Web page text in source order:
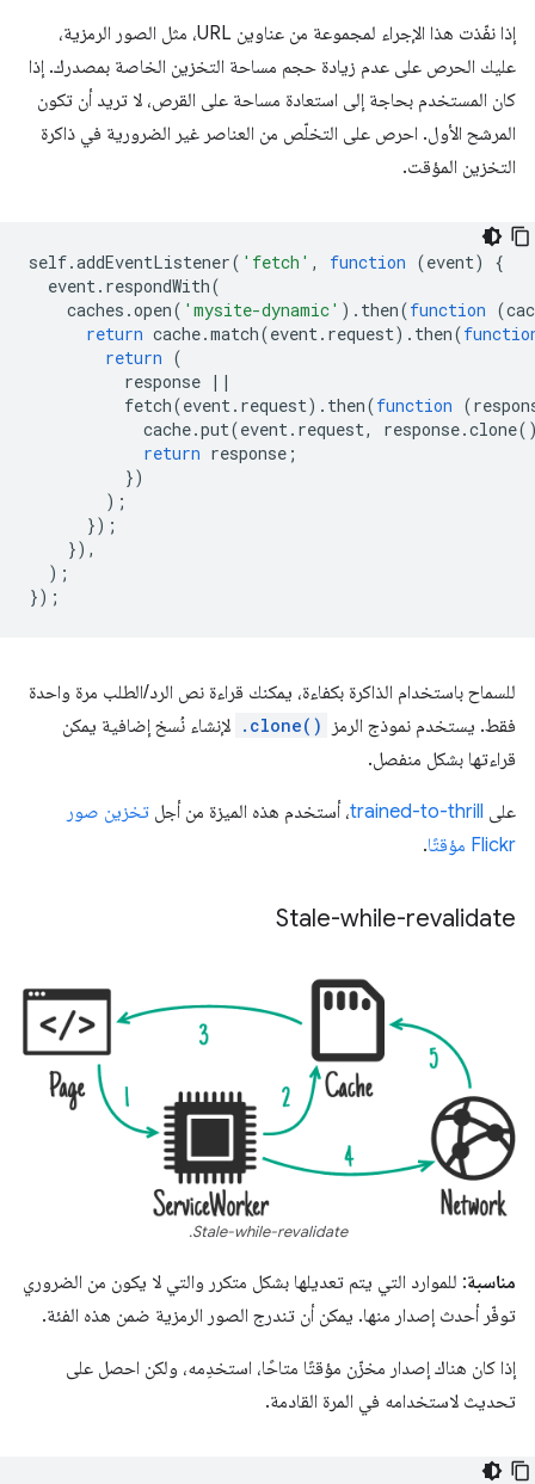
إذا نفّذت هذا الإجراء لمجموعة من عناوين URL، مثل الصور الرمزية،
عليك الحرص على عدم زيادة حجم مساحة التخزين الخاصة بمصدرك. إذا
كان المستخدم بحاجة إلى استعادة مساحة على القرص، لا تريد أن تكون
المرشح الأول. احرص على التخلّص من العناصر غير الضرورية في ذاكرة
التخزين المؤقت.
self.addEventListener( 'fetch' , function (event)
{
event. respondWith(
caches .open( 'mysite-dynamic' ). then(function (
return cache.match(event. request). then(
return (
response ||
fetch(event. request). then(function (
cache.put(event. request, response.clone
return response ;
})
);
});
}),
);
});
للسماح باستخدام الذاكرة بكفاءة، يمكنك قراءة نص الرد/الطلب مرة واحدة
فقط. يستخدم نموذج الرمز
.clone() لإنشاء نُسخ إضافية يمكن
قراءتها بشكل منفصل.
على trained-to-thrill، أستخدم هذه الميزة من أجل تخزين صور
Flickr مؤقتًا
.
Stale-while-revalidate
Stale-while-revalidate.
مناسبة: للموارد التي يتم تعديلها بشكل متكرر والتي لا يكون من الضروري
توفّر أحدث إصدار منها. يمكن أن تندرج الصور الرمزية ضمن هذه الفئة.
إذا كان هناك إصدار مخزّن مؤقتًا متاحًا، استخدِمه، ولكن احصل على
تحديث لاستخدامه في المرة القادمة.